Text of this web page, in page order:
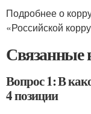
Подробнее о
«Российской
Связанные
Вопрос 1: В
4 позиции